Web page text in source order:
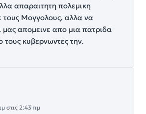
απαραιτητη πολεμικη
τους Μογγολους, αλλα να
μας απομεινε απο μια πατριδα
κυβερνωντες την.
στις 2:43 πμ